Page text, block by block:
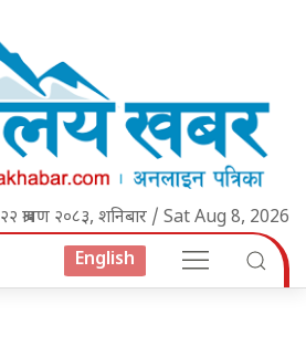
२२ श्रावण २०८३, शनिबार / Sat Aug 8, 2026
English